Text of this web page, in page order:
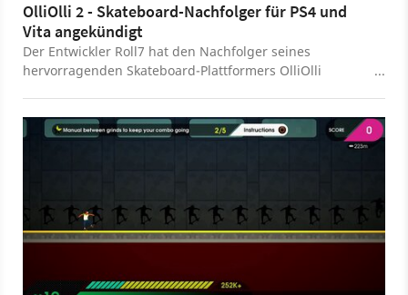
OlliOlli 2 - Skateboard-Nachfolger für PS4 und
Vita angekündigt
Der Entwickler Roll7 hat den Nachfolger seines
hervorragenden Skateboard-Plattformers OlliOlli
Features wie etwa einen Splitscreen-Modus.